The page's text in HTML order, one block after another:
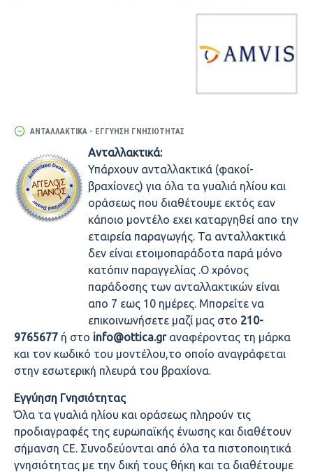
ΑΝΤΑΛΛΑΚΤΙΚΆ - ΕΓΓΎΗΣΗ ΓΝΗΣΙΌΤΗΤΑΣ
Ανταλλακτικά:
Υπάρχουν ανταλλακτικά (φακοί-
βραχίονες) για όλα τα γυαλιά ηλίου και
οράσεως που διαθέτουμε εκτός εαν
κάποιο μοντέλο εχει καταργηθεί απο την
εταιρεία παραγωγής. Τα ανταλλακτικά
δεν είναι ετοιμοπαράδοτα παρά μόνο
κατόπιν παραγγελίας .Ο χρόνος
παράδοσης των ανταλλακτικών είναι
απο 7 εως 10 ημέρες. Μπορείτε να
επικοινωνήσετε μαζί μας στο 210-
9765677 ή στο info@ottica.gr αναφέροντας τη μάρκα
και τον κωδικό του μοντέλου,το οποίο αναγράφεται
στην εσωτερική πλευρά του βραχίονα.
Εγγύηση Γνησιότητας
Όλα τα γυαλιά ηλίου και οράσεως πληρούν τις
προδιαγραφές της ευρωπαϊκής ένωσης και διαθέτουν
σήμανση CE. Συνοδεύονται από όλα τα πιστοποιητικά
γνησιότητας με την δική τους θήκη και τα διαθέτουμε